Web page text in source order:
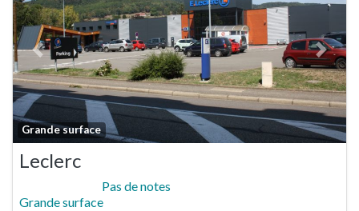
Grande surface
Previous Next
Leclerc
Pas de notes
Grande surface